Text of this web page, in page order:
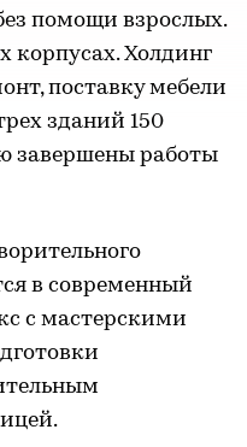
помощи взрослых.
корпусах. Холдинг
поставку мебели
зданий 150
завершены работы
в современный
с мастерскими